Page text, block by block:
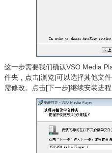
这一步需要我们确认VSO Media
件夹，点击[浏览]可以选择其他文
需修改。点击[下一步]继续安装进程